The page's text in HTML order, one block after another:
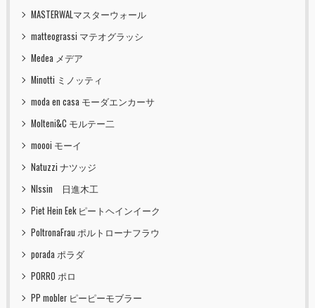
MASTERWALマスターウォール
matteograssi マテオグラッシ
Medea メデア
Minotti ミノッティ
moda en casa モーダエンカーサ
Molteni&C モルテー二
moooi モーイ
Natuzzi ナツッジ
NIssin 日進木工
Piet Hein Eek ピートヘインイーク
PoltronaFrau ポルトローナフラウ
porada ポラダ
PORRO ポロ
PP mobler ピーピーモブラー